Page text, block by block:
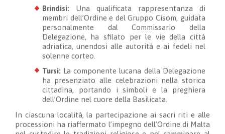
Brindisi:Una qualificata rappresentanza di
membri dell’Ordine e del Gruppo Cisom, guidata
personalmente dal Commissario della
Delegazione, ha sfilato per le vie della città
adriatica, unendosi alle autorità e ai fedeli nel
solenne corteo.
Tursi:La componente lucana della Delegazione
ha presenziato alle celebrazioni nella storica
cittadina, portando i simboli e la preghiera
dell’Ordine nel cuore della Basilicata.
In ciascuna località, la partecipazione ai sacri riti e alle
processioni ha riaffermato l’impegno dell’Ordine di Malta